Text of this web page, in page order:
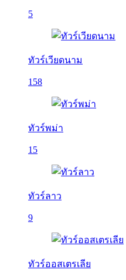
5
ทัวร์เวียดนาม
158
ทัวร์พม่า
15
ทัวร์ลาว
9
ทัวร์ออสเตรเลีย